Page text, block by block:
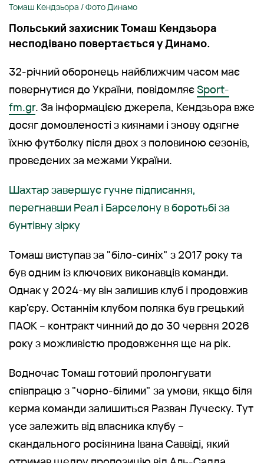
Томаш Кендзьора / Фото Динамо
Польський захисник Томаш Кендзьора
несподівано повертається у Динамо.
32-річний оборонець найближчим часом має
повернутися до України, повідомляєSport-
fm.gr. За інформацією джерела, Кендзьора вже
досяг домовленості з киянами і знову одягне
їхню футболку після двох з половиною сезонів,
проведених за межами України.
Шахтар завершує гучне підписання,
перегнавши Реал і Барселону в боротьбі за
бунтівну зірку
Томаш виступав за "біло-синіх" з 2017 року та
був одним із ключових виконавців команди.
Однак у 2024-му він залишив клуб і продовжив
кар'єру. Останнім клубом поляка був грецький
ПАОК – контракт чинний до до 30 червня 2026
року з можливістю продовження ще на рік.
Водночас Томаш готовий пролонгувати
співпрацю з "чорно-білими" за умови, якщо біля
керма команди залишиться Разван Луческу. Тут
усе залежить від власника клубу –
скандального росіянина Івана Саввіді, який